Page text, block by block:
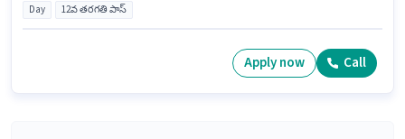
Day 12వ తరగతి పాస్
Apply now Call